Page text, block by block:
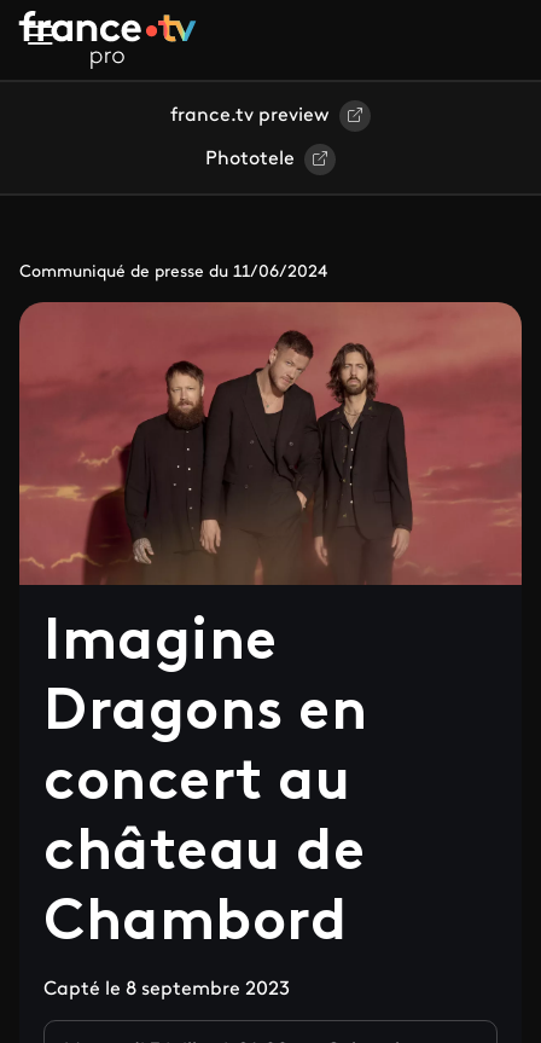
Aller au contenu principal
france.tv preview
Phototele
Communiqué de presse du 11/06/2024
Imagine
Dragons en
concert au
château de
Chambord
Capté le 8 septembre 2023